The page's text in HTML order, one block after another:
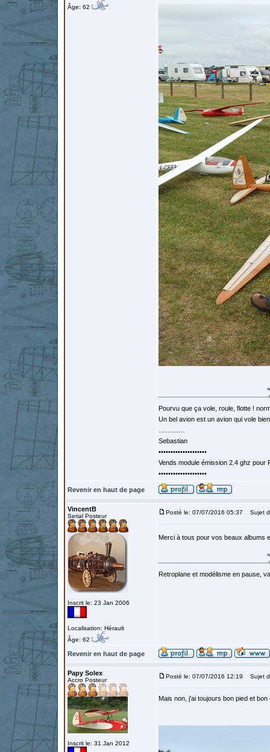
Âge: 62
Pourvu que ça vole, roule, flotte !
Un bel avion est un avion qui vole
Sebastian
••••••••••••••••••••
Vends module émission 2.4 ghz
••••••••••••••••••••
Revenir en haut de page
VincentB
Serial Posteur
Inscrit le: 23 Jan 2006
Localisation: Hérault
Âge: 62
Posté le: 07/07/2016 05:37 Sujet
Merci à tous pour vos beaux albums
Retroplane et modélisme en pause,
Revenir en haut de page
Papy Solex
Accro Posteur
Inscrit le: 31 Jan 2012
Posté le: 07/07/2016 12:19 Sujet
Mais non, j'ai toujours bon pied et